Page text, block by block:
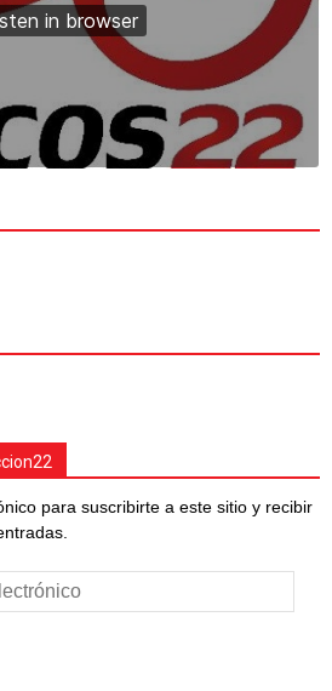
para suscribirte a este sitio y recibir